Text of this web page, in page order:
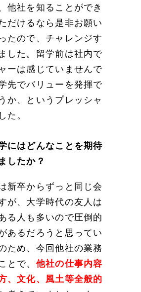
他社を知ることができ
だけるなら是非お願い
たので、チャレンジす
した。留学前は社内で
ーは感じていませんで
先でバリューを発揮で
か、というプレッシャ
た。
にはどんなことを期待
したか？
新卒からずっと同じ会
が、大学時代の友人は
る人も多いので圧倒的
あるだろうと思ってい
ため、今回他社の業務
とで、 他社の仕事内容
、文化、風土等全般的